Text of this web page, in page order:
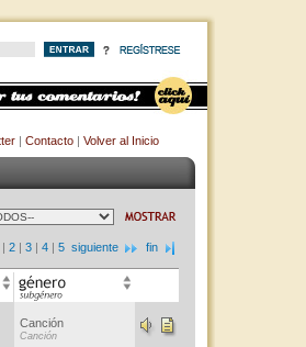
| Contacto| Volver al Inicio
| 2| 3| 4| 5 siguiente fin
Canción
Canción